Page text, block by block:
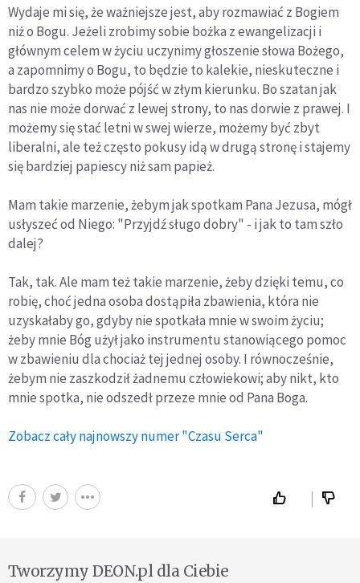
Wydaje mi się, że ważniejsze jest, aby rozmawiać z Bogiem
niż o Bogu. Jeżeli zrobimy sobie bożka z ewangelizacji i
głównym celem w życiu uczynimy głoszenie słowa Bożego,
a zapomnimy o Bogu, to będzie to kalekie, nieskuteczne i
bardzo szybko może pójść w złym kierunku. Bo szatan jak
nas nie może dorwać z lewej strony, to nas dorwie z prawej. I
możemy się stać letni w swej wierze, możemy być zbyt
liberalni, ale też często pokusy idą w drugą stronę i stajemy
się bardziej papiescy niż sam papież.
Mam takie marzenie, żebym jak spotkam Pana Jezusa, mógł
usłyszeć od Niego: "Przyjdź sługo dobry" - i jak to tam szło
dalej?
Tak, tak. Ale mam też takie marzenie, żeby dzięki temu, co
robię, choć jedna osoba dostąpiła zbawienia, która nie
uzyskałaby go, gdyby nie spotkała mnie w swoim życiu;
żeby mnie Bóg użył jako instrumentu stanowiącego pomoc
w zbawieniu dla chociaż tej jednej osoby. I równocześnie,
żebym nie zaszkodził żadnemu człowiekowi; aby nikt, kto
mnie spotka, nie odszedł przeze mnie od Pana Boga.
Zobacz cały najnowszy numer "Czasu Serca"
Tworzymy DEON.pl dla Ciebie